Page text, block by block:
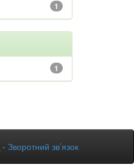
1
1
- Зворотний зв’язок